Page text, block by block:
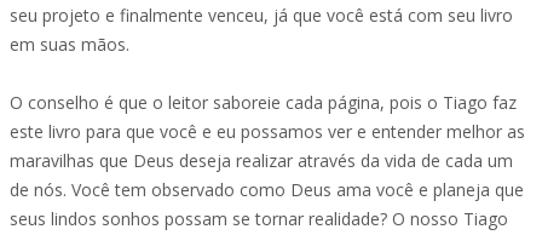
seu projeto e finalmente venceu, já que você está com seu livro
em suas mãos.
O conselho é que o leitor saboreie cada página, pois o Tiago faz
este livro para que você e eu possamos ver e entender melhor as
maravilhas que Deus deseja realizar através da vida de cada um
de nós. Você tem observado como Deus ama você e planeja que
seus lindos sonhos possam se tornar realidade? O nosso Tiago